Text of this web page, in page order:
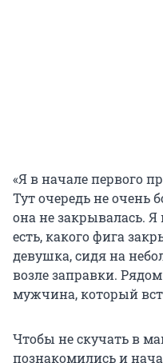
«Я в начале первого
Тут очередь не очень
она не закрывалась.
есть, какого фига
девушка, сидя на
возле заправки.
мужчина, который
Чтобы не скучать в
познакомились и